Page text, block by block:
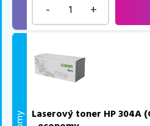
- +
Laserový toner HP 304A